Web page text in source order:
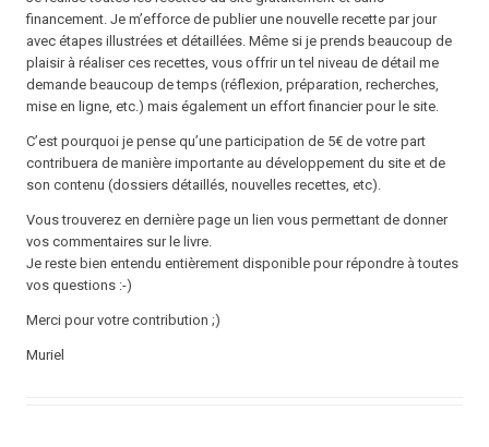
financement. Je m’efforce de publier une nouvelle recette par jour
avec étapes illustrées et détaillées. Même si je prends beaucoup de
plaisir à réaliser ces recettes, vous offrir un tel niveau de détail me
demande beaucoup de temps (réflexion, préparation, recherches,
mise en ligne, etc.) mais également un effort financier pour le site.
C’est pourquoi je pense qu’une participation de 5€ de votre part
contribuera de manière importante au développement du site et de
son contenu (dossiers détaillés, nouvelles recettes, etc).
Vous trouverez en dernière page un lien vous permettant de donner
vos commentaires sur le livre.
Je reste bien entendu entièrement disponible pour répondre à toutes
vos questions :-)
Merci pour votre contribution ;)
Muriel